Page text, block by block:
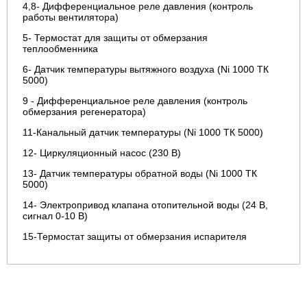
4,8- Дифференциальное реле давления (контроль
работы вентилятора)
5- Термостат для защиты от обмерзания
теплообменника
6- Датчик температуры вытяжного воздуха (Ni 1000 ТК
5000)
9 - Дифференциальное реле давления (контроль
обмерзания регенератора)
11-Канальный датчик температуры (Ni 1000 ТК 5000)
12- Циркуляционный насос (230 В)
13- Датчик температуры обратной воды (Ni 1000 ТК
5000)
14- Электропривод клапана отопительной воды (24 В,
сигнал 0-10 В)
15-Термостат защиты от обмерзания испарителя